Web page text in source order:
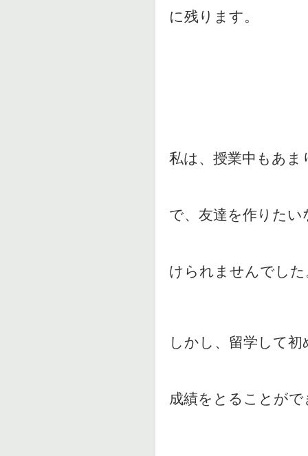
に残ります。
私は、授業中もあ
で、友達を作りた
けられませんでした
しかし、留学して
成績をとることが